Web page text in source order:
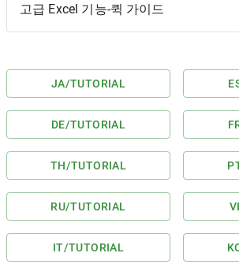
고급 Excel 기능-퀵 가이드
JA/TUTORIAL
DE/TUTORIAL
TH/TUTORIAL
RU/TUTORIAL VI
IT/TUTORIAL